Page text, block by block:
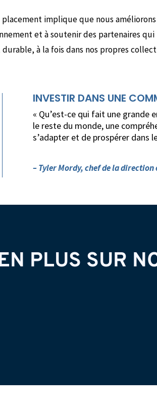
implique que nous
et à soutenir des partenaires
à la fois dans nos propres
INVESTIR DANS UNE
« Qu’est-ce qui fait une grande
le reste du monde, une
s’adapter et de prospérer dans
– Tyler Mordy, chef de la direction
PLUS SUR